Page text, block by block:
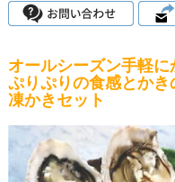
オールシーズン手軽に
ぷりぷりの食感とか
凍かきセット